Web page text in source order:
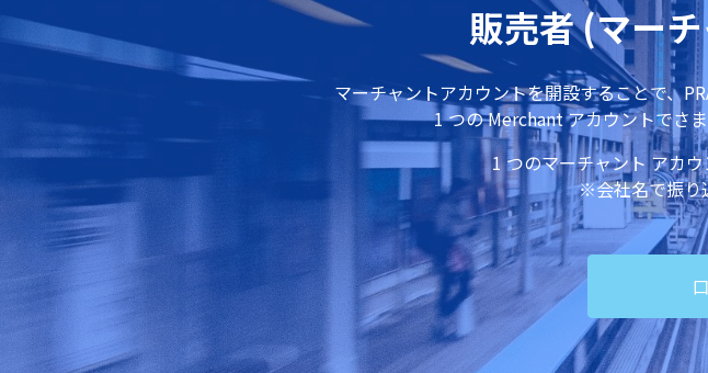
販売者 (マー
マーチャントアカウントを開設することで、
1 つの Merchant アカウントでさ
1 つのマーチャント アカ
※会社名で振り